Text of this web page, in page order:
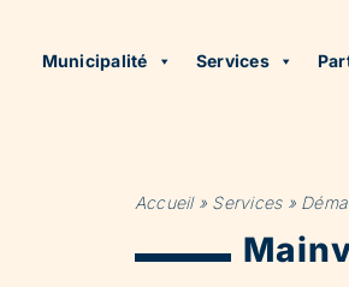
Municipalité Services
Accueil» Services»